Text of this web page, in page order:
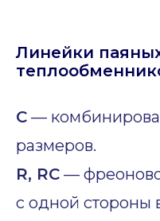
Линейки
C —
размеров.
R, RC —
с одной стороны